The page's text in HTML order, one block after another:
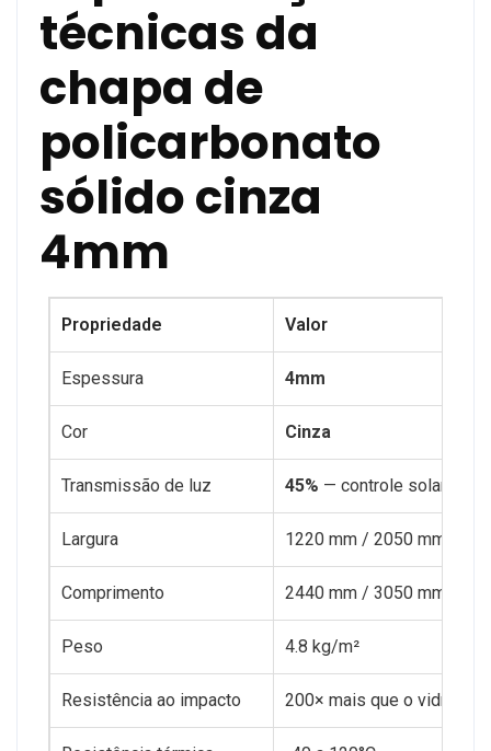
técnicas da
chapa de
policarbonato
sólido cinza
4mm
Propriedade Valor
Espessura 4mm
Cor Cinza
Transmissão de luz 45% — controle solar para
Largura 1220 mm / 2050 mm
Comprimento 2440 mm / 3050 mm
Peso 4.8 kg/m²
Resistência ao impacto 200× mais que o vidro